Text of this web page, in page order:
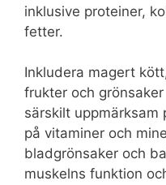
inklusive proteiner,
fetter.
Inkludera magert
frukter och
särskilt uppmärksam
på vitaminer och
bladgrönsaker och
muskelns funktion